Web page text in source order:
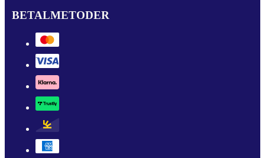
BETALMETODER